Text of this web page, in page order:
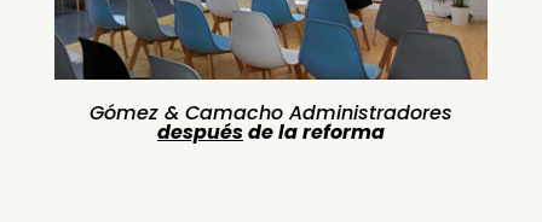
Gómez & Camacho Administradores
despuésde la reforma